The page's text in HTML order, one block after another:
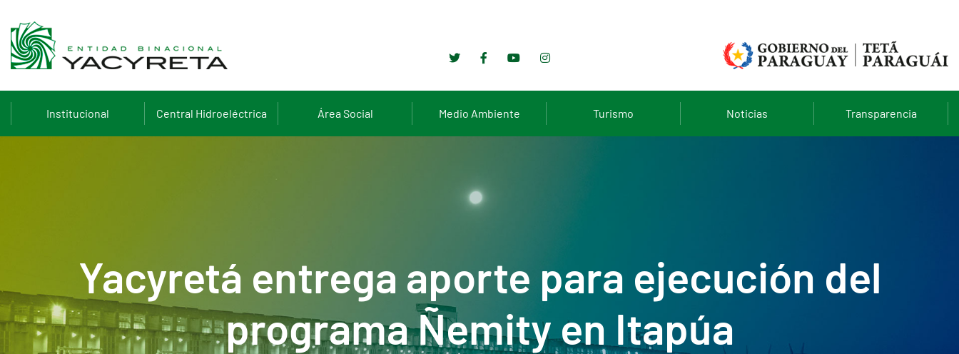
Institucional Central Hidroeléctrica Área Social Medio Ambiente Turismo Noticias Transparencia
Yacyretá entrega aporte para ejecución del
programa Ñemity en Itapúa